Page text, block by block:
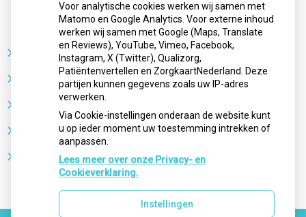
Sterke buikspieren zonder sportschool? Deze 7
activiteiten doen het werk stiekem voor jou
CZ vergoedt zorg van twee gespecialiseerde
revalidatieartsen niet meer
De sleutel tot blijvend afvallen? Dat doe je volgens
onderzoek veel effectiever samen
Spoedeisende hulp zag dit weekend meer mensen met
heup- en polsbreuken binnenkomen
Een recept voor een wandeling: waarom Erasmus MC
patiënten het park in stuurt
Voor analytische cookies werken wij samen met
Matomo en Google Analytics. Voor externe inhoud
werken wij samen met Google (Maps, Translate
en Reviews), YouTube, Vimeo, Facebook,
Instagram, X (Twitter), Qualizorg,
Patiëntenvertellen en ZorgkaartNederland. Deze
partijen kunnen gegevens zoals uw IP-adres
verwerken.
Via Cookie-instellingen onderaan de website kunt
u op ieder moment uw toestemming intrekken of
aanpassen.
Lees meer over onze Privacy- en
Cookieverklaring.
Instellingen